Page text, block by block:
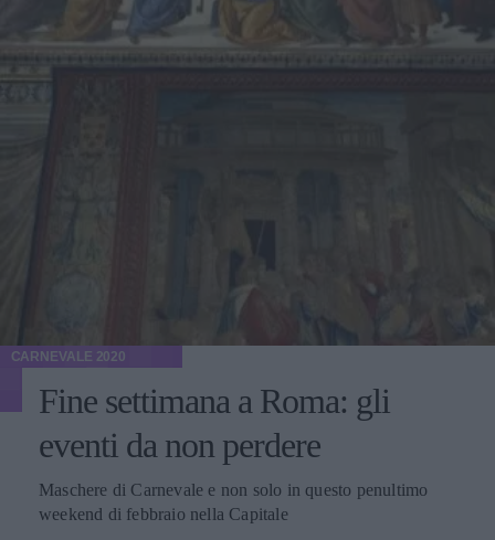
CARNEVALE 2020
Fine settimana a Roma: gli
eventi da non perdere
Maschere di Carnevale e non solo in questo penultimo
weekend di febbraio nella Capitale